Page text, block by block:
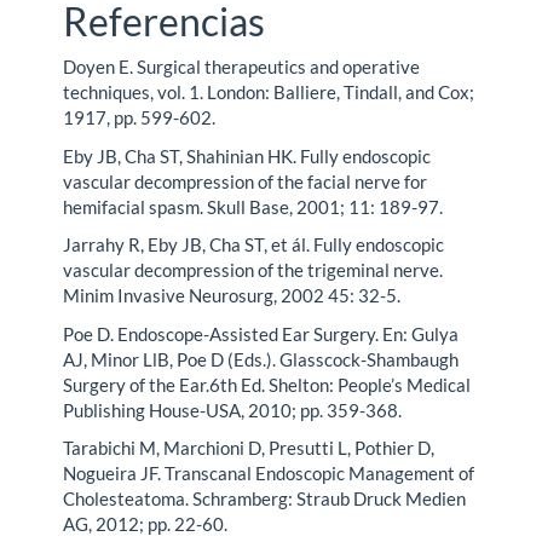
Referencias
Doyen E. Surgical therapeutics and operative
techniques, vol. 1. London: Balliere, Tindall, and Cox;
1917, pp. 599-602.
Eby JB, Cha ST, Shahinian HK. Fully endoscopic
vascular decompression of the facial nerve for
hemifacial spasm. Skull Base, 2001; 11: 189-97.
Jarrahy R, Eby JB, Cha ST, et ál. Fully endoscopic
vascular decompression of the trigeminal nerve.
Minim Invasive Neurosurg, 2002 45: 32-5.
Poe D. Endoscope-Assisted Ear Surgery. En: Gulya
AJ, Minor LlB, Poe D (Eds.). Glasscock-Shambaugh
Surgery of the Ear.6th Ed. Shelton: People’s Medical
Publishing House-USA, 2010; pp. 359-368.
Tarabichi M, Marchioni D, Presutti L, Pothier D,
Nogueira JF. Transcanal Endoscopic Management of
Cholesteatoma. Schramberg: Straub Druck Medien
AG, 2012; pp. 22-60.